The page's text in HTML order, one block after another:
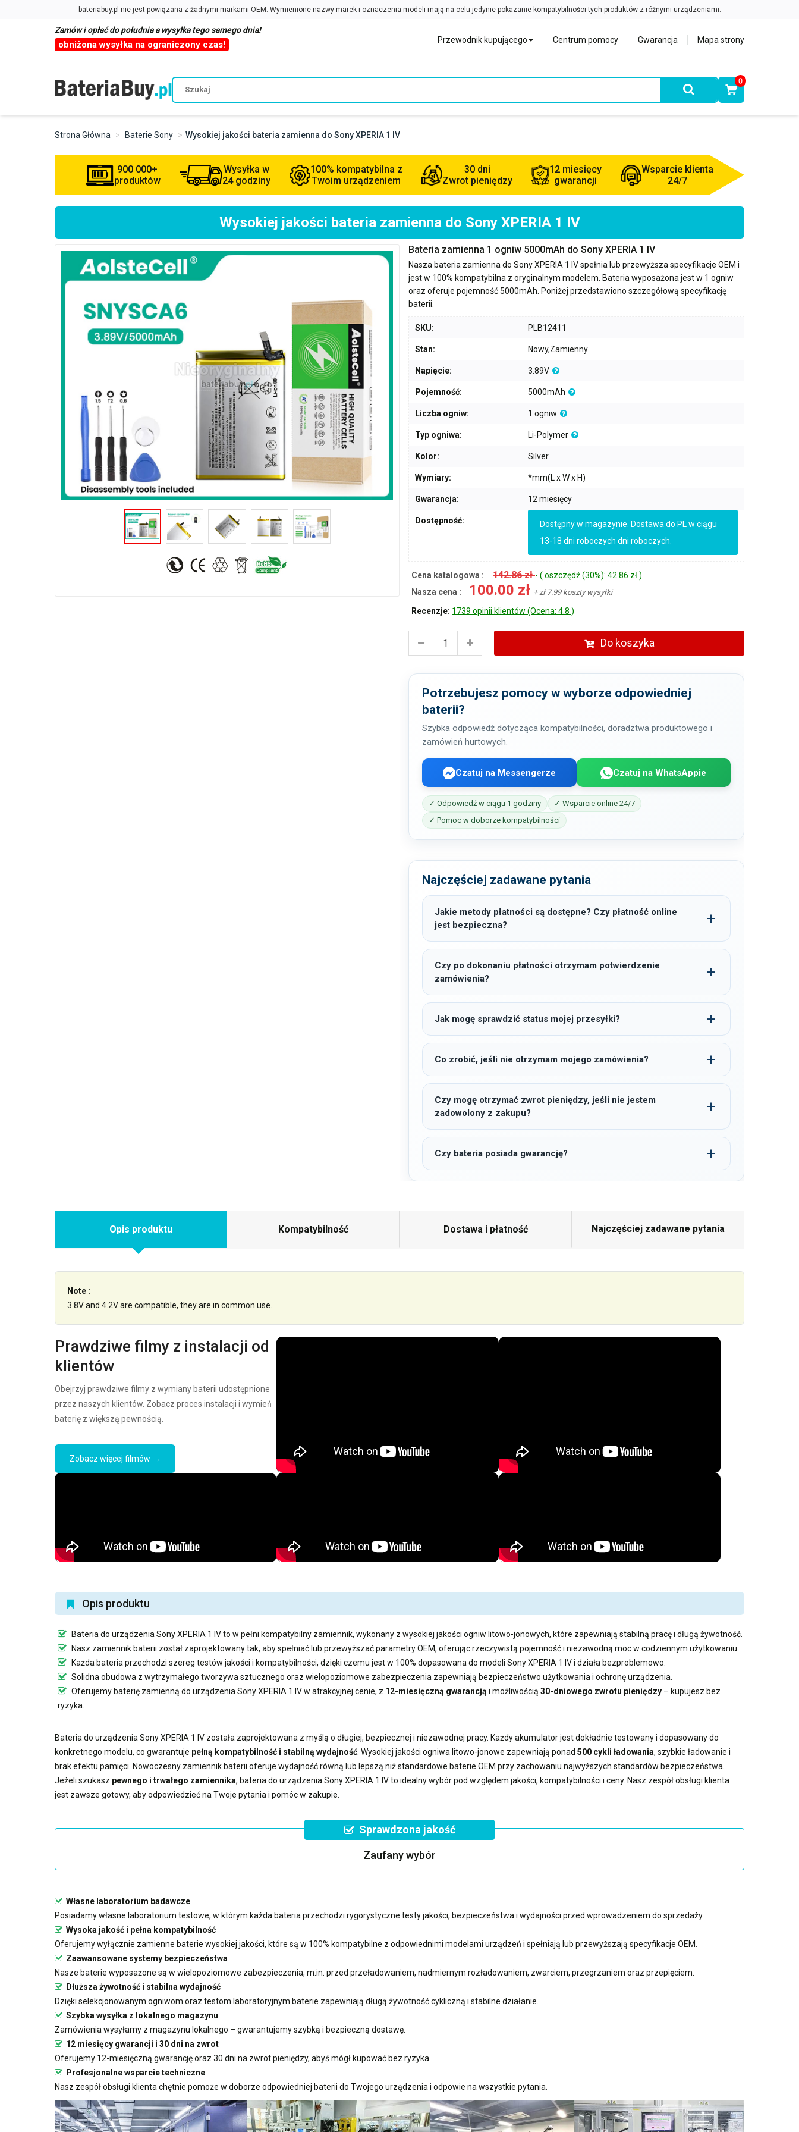
Zamów i opłać do południa a wysyłka tego samego dnia!
obniżona wysyłka na ograniczony czas! Przewodnik kupującego Centrum pomocy Gwarancja Mapa strony
0
Strona Główna Baterie Sony Wysokiej jakości bateria zamienna do Sony XPERIA 1 IV
900 000+
produktów
Wysyłka w
24 godziny
100% kompatybilna z
Twoim urządzeniem
30 dni
Zwrot pieniędzy
12 miesięcy
gwarancji
Wsparcie klienta
24/7
Wysokiej jakości bateria zamienna do Sony XPERIA 1 IV
Bateria zamienna 1 ogniw 5000mAh do Sony XPERIA 1 IV
Nasza bateria zamienna do Sony XPERIA 1 IVspełnia lub przewyższa specyfikacje OEM i
jest w 100% kompatybilna z oryginalnym modelem. Bateria wyposażona jest w 1 ogniw
oraz oferuje pojemność 5000mAh . Poniżej przedstawiono szczegółową specyfikację
baterii.
SKU: PLB12411
Stan: Nowy,Zamienny
Napięcie: 3.89V
Pojemność: 5000mAh
Liczba ogniw: 1 ogniw
Typ ogniwa: Li-Polymer
Kolor: Silver
Wymiary: *mm(L x W x H)
Gwarancja: 12 miesięcy
Dostępność:
Dostępny w magazynie. Dostawa do PL w ciągu
13-18 dni roboczych dni roboczych.
Cena katalogowa : 142.86 zł- ( oszczędź (30%): 42.86 zł )
Nasza cena :
100.00 zł + zł 7.99 koszty wysyłki
Recenzje: 1739 opinii klientów (Ocena: 4.8 )
Do koszyka
Potrzebujesz pomocy w wyborze odpowiedniej
baterii?
Szybka odpowiedź dotycząca kompatybilności, doradztwa produktowego i
zamówień hurtowych.
Czatuj na Messengerze Czatuj na WhatsAppie
✓ Odpowiedź w ciągu 1 godziny
✓ Wsparcie online 24/7
✓ Pomoc w doborze kompatybilności
Najczęściej zadawane pytania
Jakie metody płatności są dostępne? Czy płatność online
jest bezpieczna?
Czy po dokonaniu płatności otrzymam potwierdzenie
zamówienia?
Jak mogę sprawdzić status mojej przesyłki?
Co zrobić, jeśli nie otrzymam mojego zamówienia?
Czy mogę otrzymać zwrot pieniędzy, jeśli nie jestem
zadowolony z zakupu?
Czy bateria posiada gwarancję?
Opis produktu Kompatybilność Dostawa i płatność Najczęściej zadawane pytania
Note :
3.8V and 4.2V are compatible, they are in common use.
Prawdziwe filmy z instalacji od
klientów
Obejrzyj prawdziwe filmy z wymiany baterii udostępnione
przez naszych klientów. Zobacz proces instalacji i wymień
baterię z większą pewnością.
Zobacz więcej filmów →
Opis produktu
Bateria do urządzenia Sony XPERIA 1 IVto w pełni kompatybilny zamiennik, wykonany z wysokiej jakości ogniw litowo-jonowych, które zapewniają stabilną pracę i długą żywotność.
Nasz zamiennik baterii został zaprojektowany tak, aby spełniać lub przewyższać parametry OEM, oferując rzeczywistą pojemność i niezawodną moc w codziennym użytkowaniu.
Każda bateria przechodzi szereg testów jakości i kompatybilności, dzięki czemu jest w 100% dopasowana do modeli Sony XPERIA 1 IV i działa bezproblemowo.
Solidna obudowa z wytrzymałego tworzywa sztucznego oraz wielopoziomowe zabezpieczenia zapewniają bezpieczeństwo użytkowania i ochronę urządzenia.
Oferujemy baterię zamienną do urządzenia Sony XPERIA 1 IVw atrakcyjnej cenie, z 12-miesięczną gwarancją i możliwością 30-dniowego zwrotu pieniędzy – kupujesz bez
ryzyka.
Bateria do urządzenia Sony XPERIA 1 IV została zaprojektowana z myślą o długiej, bezpiecznej i niezawodnej pracy. Każdy akumulator jest dokładnie testowany i dopasowany do
konkretnego modelu, co gwarantuje pełną kompatybilność i stabilną wydajność . Wysokiej jakości ogniwa litowo-jonowe zapewniają ponad 500 cykli ładowania, szybkie ładowanie i
brak efektu pamięci. Nowoczesny zamiennik baterii oferuje wydajność równą lub lepszą niż standardowe baterie OEM przy zachowaniu najwyższych standardów bezpieczeństwa.
Jeżeli szukasz pewnego i trwałego zamiennika, bateria do urządzenia Sony XPERIA 1 IVto idealny wybór pod względem jakości, kompatybilności i ceny. Nasz zespół obsługi klienta
jest zawsze gotowy, aby odpowiedzieć na Twoje pytania i pomóc w zakupie.
Sprawdzona jakość
Zaufany wybór
Własne laboratorium badawcze
Posiadamy własne laboratorium testowe, w którym każda bateria przechodzi rygorystyczne testy jakości, bezpieczeństwa i wydajności przed wprowadzeniem do sprzedaży.
Wysoka jakość i pełna kompatybilność
Oferujemy wyłącznie zamienne baterie wysokiej jakości, które są w 100% kompatybilne z odpowiednimi modelami urządzeń i spełniają lub przewyższają specyfikacje OEM.
Zaawansowane systemy bezpieczeństwa
Nasze baterie wyposażone są w wielopoziomowe zabezpieczenia, m.in. przed przeładowaniem, nadmiernym rozładowaniem, zwarciem, przegrzaniem oraz przepięciem.
Dłuższa żywotność i stabilna wydajność
Dzięki selekcjonowanym ogniwom oraz testom laboratoryjnym baterie zapewniają długą żywotność cykliczną i stabilne działanie.
Szybka wysyłka z lokalnego magazynu
Zamówienia wysyłamy z magazynu lokalnego – gwarantujemy szybką i bezpieczną dostawę.
12 miesięcy gwarancji i 30 dni na zwrot
Oferujemy 12-miesięczną gwarancję oraz 30 dni na zwrot pieniędzy, abyś mógł kupować bez ryzyka.
Profesjonalne wsparcie techniczne
Nasz zespół obsługi klienta chętnie pomoże w doborze odpowiedniej baterii do Twojego urządzenia i odpowie na wszystkie pytania.